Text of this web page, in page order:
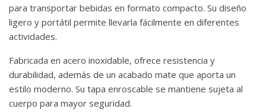
para transportar bebidas en formato compacto. Su diseño
ligero y portátil permite llevarla fácilmente en diferentes
actividades.
Fabricada en acero inoxidable, ofrece resistencia y
durabilidad, además de un acabado mate que aporta un
estilo moderno. Su tapa enroscable se mantiene sujeta al
cuerpo para mayor seguridad.